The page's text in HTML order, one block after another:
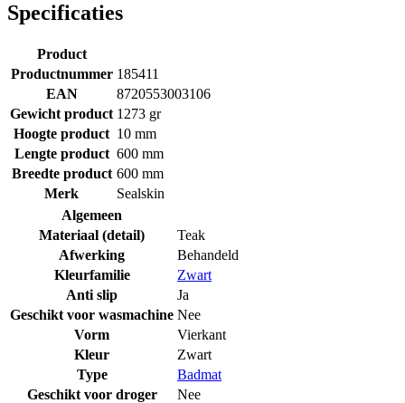
Specificaties
Product
Productnummer 185411
EAN
8720553003106
Gewicht product 1273 gr
Hoogte product 10 mm
Lengte product 600 mm
Breedte product 600 mm
Merk
Sealskin
Algemeen
Materiaal (detail)
Teak
Afwerking
Behandeld
Kleurfamilie
Zwart
Anti slip
Ja
Geschikt voor wasmachine Nee
Vorm
Vierkant
Kleur
Zwart
Type
Badmat
Geschikt voor droger
Nee